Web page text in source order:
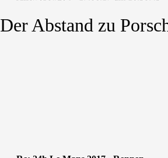
Der Abstand zu